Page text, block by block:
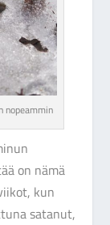
nopeammin
on nämä
kun
satanut,